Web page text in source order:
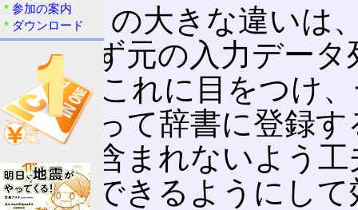
LZ78との大きな違いは
中に必ず元の入力デー
LZWはこれに目をつけ
を前もって辞書に登録
タ列が含まれないよう
符号化できるようにし
参加の案内
ダウンロード